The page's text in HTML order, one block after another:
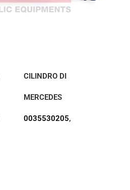
CILINDRO DI
CABINA
MERCEDES
0035530205,